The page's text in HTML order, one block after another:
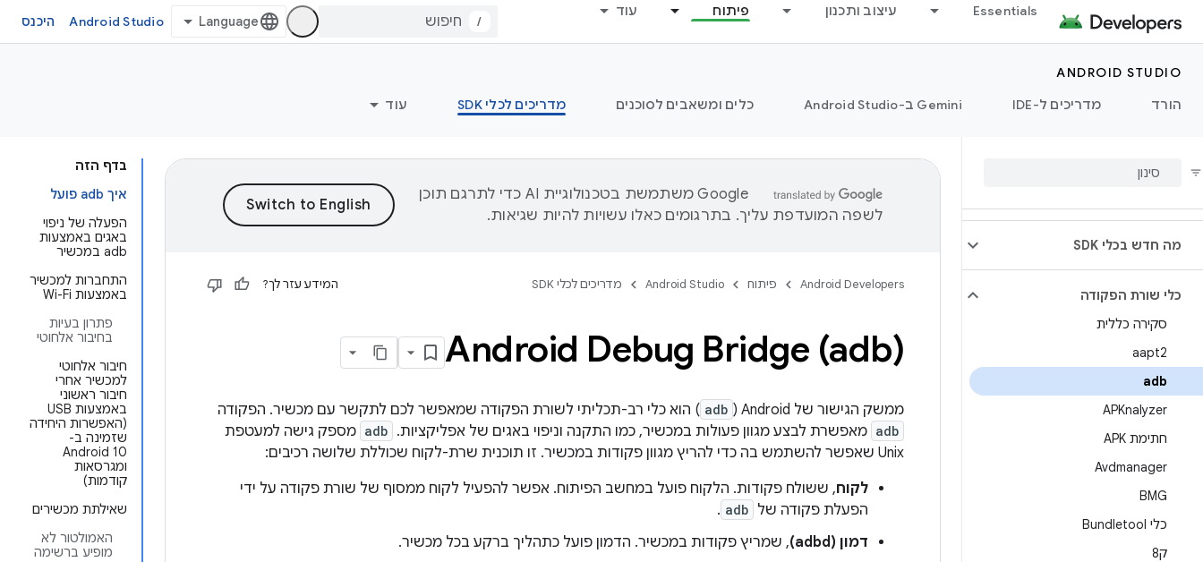
Essentials עיצוב ותכנון פיתוח עוד
/
Android Studio היכנס
ANDROID STUDIO
הורד
מדריכים ל-IDE ‫Gemini ב-Android Studio כלים ומשאבים לסוכנים מדריכים לכלי SDK עוד
מה חדש בכלי SDK
כלי שורת הפקודה
סקירה כללית
aapt2
adb
APKnalyzer
חתימת APK
Avdmanager
BMG
כלי Bundletool
ק8
בדף הזה
איך adb פועל
הפעלה של ניפוי
באגים באמצעות
adb במכשיר
התחברות למכשיר
באמצעות Wi-Fi
פתרון בעיות
בחיבור אלחוטי
חיבור אלחוטי
למכשיר אחרי
חיבור ראשוני
באמצעות USB
(האפשרות היחידה
שזמינה ב-
Android 10
ומגרסאות
קודמות)
שאילתת מכשירים
האמולטור לא
מופיע ברשימה
‫Google משתמשת בטכנולוגיית AI כדי לתרגם תוכן
לשפה המועדפת עליך. בתרגומים כאלו עשויות להיות שגיאות.
Android Developers פיתוח Android Studio מדריכים לכלי SDK המידע עזר לך?
Android Debug Bridge (adb)
ממשק הגישור של Android‏ ( adb ) הוא כלי רב-תכליתי לשורת הפקודה שמאפשר לכם לתקשר עם מכשיר. הפקודה
adb מאפשרת לבצע מגוון פעולות במכשיר, כמו התקנה וניפוי באגים של אפליקציות. ‫ adb מספק גישה למעטפת
Unix שאפשר להשתמש בה כדי להריץ מגוון פקודות במכשיר. זו תוכנית שרת-לקוח שכוללת שלושה רכיבים:
לקוח, ששולח פקודות. הלקוח פועל במחשב הפיתוח. אפשר להפעיל לקוח ממסוף של שורת פקודה על ידי
הפעלת פקודה של adb
.
דמון (adbd)
, שמריץ פקודות במכשיר. הדמון פועל כתהליך ברקע בכל מכשיר.